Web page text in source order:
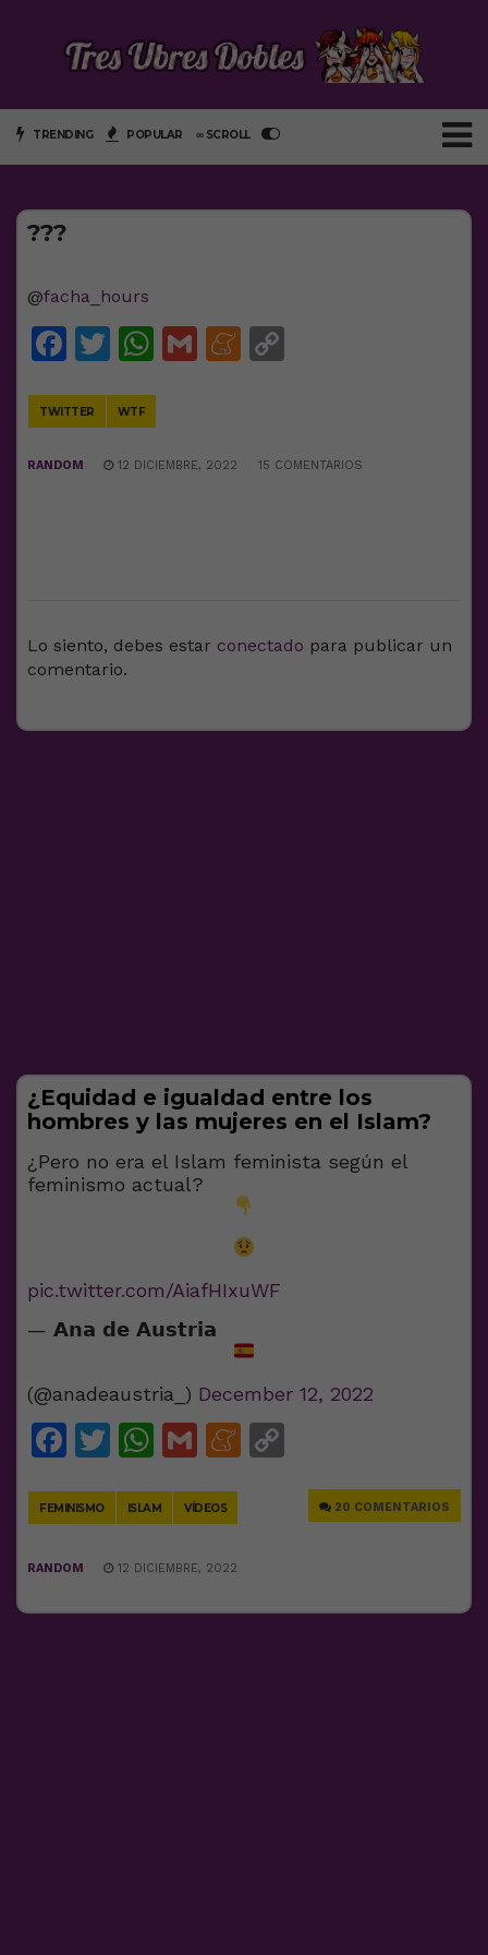
TRENDING POPULAR ∞ SCROLL
???
@facha_hours
Facebook
Twitter
WhatsApp
GmailMeneame
TWITTER WTF
RANDOM 12 DICIEMBRE, 2022 15 COMENTARIOS
Lo siento, debes estar conectado para publicar un
comentario.
¿Equidad e igualdad entre los
hombres y las mujeres en el Islam?
¿Pero no era el Islam feminista según el
feminismo actual?
pic.twitter.com/AiafHIxuWF
— 𝗔𝗻𝗮 𝗱𝗲 𝗔𝘂𝘀𝘁𝗿𝗶𝗮
(@anadeaustria_) December 12, 2022
Facebook
Twitter
WhatsApp
GmailMeneame
FEMINISMO ISLAM VÍDEOS 20 COMENTARIOS
RANDOM 12 DICIEMBRE, 2022